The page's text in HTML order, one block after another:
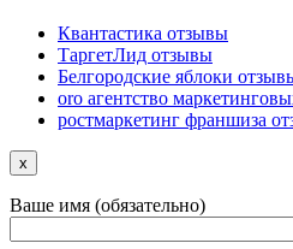
Квантастика отзывы
ТаргетЛид отзывы
Белгородские яблоки
oro агентство
ростмаркетинг франшиза
x
Ваше имя (обязательно)